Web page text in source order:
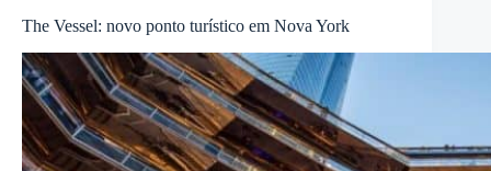
The Vessel: novo ponto turístico em Nova York